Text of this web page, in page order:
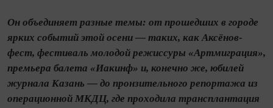
Он объединяет разные темы: от прошедших в городе
ярких событий этой осени — таких, как Аксёнов-
фест, фестиваль молодой режиссуры «Артмиграция»,
премьера балета «Иакинф» и, конечно же, юбилей
журнала Казань — до пронзительного репортажа из
операционной МКДЦ, где проходила трансплантация